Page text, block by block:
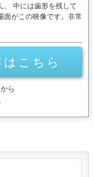
。 中には歯形を残して
面がこの映像です。非常
こちら
ら